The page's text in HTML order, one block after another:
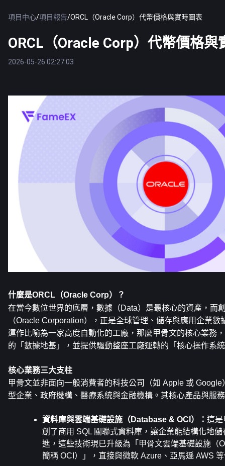
項目中心/項目報告/ORCL（Oracle Corp）代幣價格與實時圖表
ORCL（Oracle Corp）代幣價格與
2026-05-26 02:27:03
什麼是ORCL（Oracle Corp）？
在當今數位世界的底層，數據（Data）是最核心的資產，而
（Oracle Corporation），正是全球管理、儲存與應用企業
運作比喻為一家高度自動化的工廠，那麼甲骨文的核心業務
的「數據地基」，並提供驅動整座工廠運轉的「核心操作系
核心業務三大支柱
甲骨文並非面向一般消費者的科技公司（如 Apple 或
型企業、政府機構、醫療系統與金融機構。其核心產品與服
資料庫與雲端基礎設施（Database & OCI）： 這是
創了商用 SQL 關聯式資料庫，讓企業能結構化地
進，這些技術現已升級為「甲骨文雲端基礎設施（
簡稱 OCI）」，直接與微軟 Azure、亞馬遜 AWS